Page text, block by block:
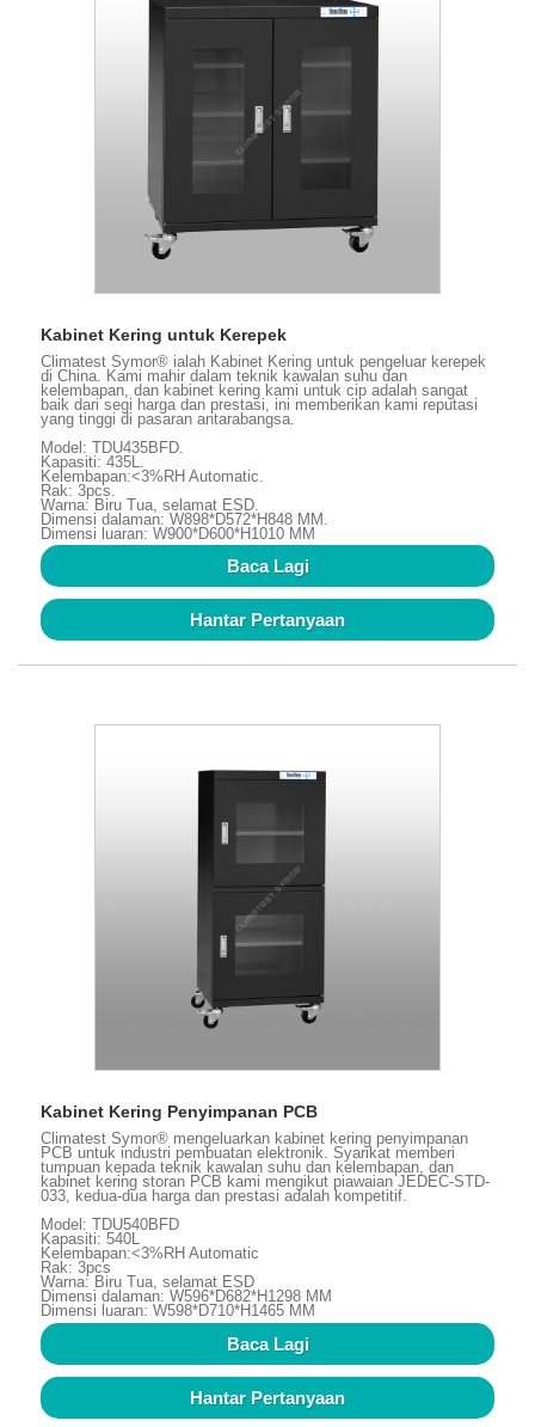
Kabinet Kering untuk Kerepek
Climatest Symor® ialah Kabinet Kering untuk pengeluar kerepek
di China. Kami mahir dalam teknik kawalan suhu dan
kelembapan, dan kabinet kering kami untuk cip adalah sangat
baik dari segi harga dan prestasi, ini memberikan kami reputasi
yang tinggi di pasaran antarabangsa.
Model: TDU435BFD.
Kapasiti: 435L.
Kelembapan:<3%RH Automatic.
Rak: 3pcs.
Warna: Biru Tua, selamat ESD.
Dimensi dalaman: W898*D572*H848 MM.
Dimensi luaran: W900*D600*H1010 MM
Baca Lagi
Hantar Pertanyaan
Kabinet Kering Penyimpanan PCB
Climatest Symor® mengeluarkan kabinet kering penyimpanan
PCB untuk industri pembuatan elektronik. Syarikat memberi
tumpuan kepada teknik kawalan suhu dan kelembapan, dan
kabinet kering storan PCB kami mengikut piawaian JEDEC-STD-
033, kedua-dua harga dan prestasi adalah kompetitif.
Model: TDU540BFD
Kapasiti: 540L
Kelembapan:<3%RH Automatic
Rak: 3pcs
Warna: Biru Tua, selamat ESD
Dimensi dalaman: W596*D682*H1298 MM
Dimensi luaran: W598*D710*H1465 MM
Baca Lagi
Hantar Pertanyaan